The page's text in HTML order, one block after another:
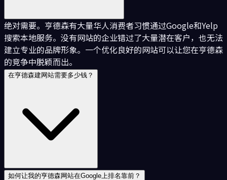
绝对需要。亨德森有大量华人消费者习惯通过Google和Yelp
搜索本地服务。没有网站的企业错过了大量潜在客户，也无法
建立专业的品牌形象。一个优化良好的网站可以让您在亨德森
的竞争中脱颖而出。
在亨德森建网站需要多少钱？
如何让我的亨德森网站在Google上排名靠前？